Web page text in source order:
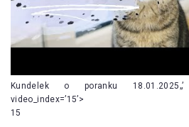
Kundelek o poranku 18.01.2025„’
video_index=’15’>
15